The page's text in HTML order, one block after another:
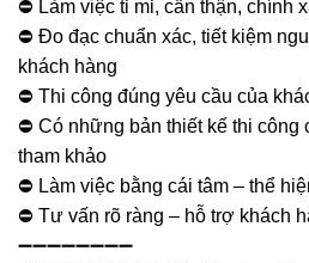
⛔️ Làm việc tỉ mỉ, cẩn thận, chính
⛔️ Đo đạc chuẩn xác, tiết kiệm
khách hàng
⛔️ Thi công đúng yêu cầu của
⛔️ Có những bản thiết kế thi công
tham khảo
⛔️ Làm việc bằng cái tâm – thể
⛔️ Tư vấn rõ ràng – hỗ trợ khách
➖➖➖➖➖➖➖➖